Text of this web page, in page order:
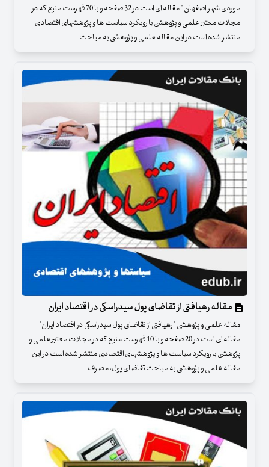
موردی شهر اصفهان " مقاله ای است در 32 صفحه و با 70 فهرست منبع که در
مجلات معتبر علمی و پژوهشی با رویکرد سیاست ها و پژوهشهای اقتصادی
منتشر شده است در این مقاله علمی و پژوهشی به مباحث
مقاله رهیافتی از تقاضای پول سیدراسکی در اقتصاد ایران
مقاله علمی و پژوهشی " رهیافتی از تقاضای پول سیدراسکی در اقتصاد ایران"
مقاله ای است در 20 صفحه و با 10 فهرست منبع که در مجلات معتبر علمی و
پژوهشی با رویکرد سیاست ها و پژوهشهای اقتصادی منتشر شده است در این
مقاله علمی و پژوهشی به مباحث تقاضای پول، مصرف